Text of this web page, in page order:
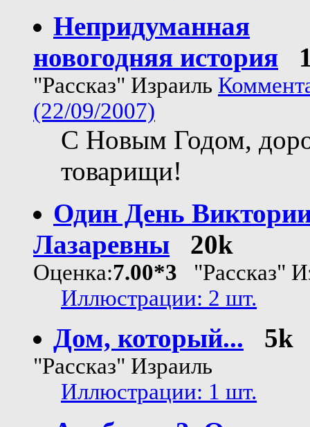
Непридуманная
новогодняя история
"Рассказ" Израиль
(22/09/2007)
С Новым Годом,
товарищи!
Один День
Лазаревны
20k
Оценка:7.00*3 "Рассказ"
Иллюстрации: 2 шт.
Дом, который... 5k
"Рассказ" Израиль
Иллюстрации: 1 шт.